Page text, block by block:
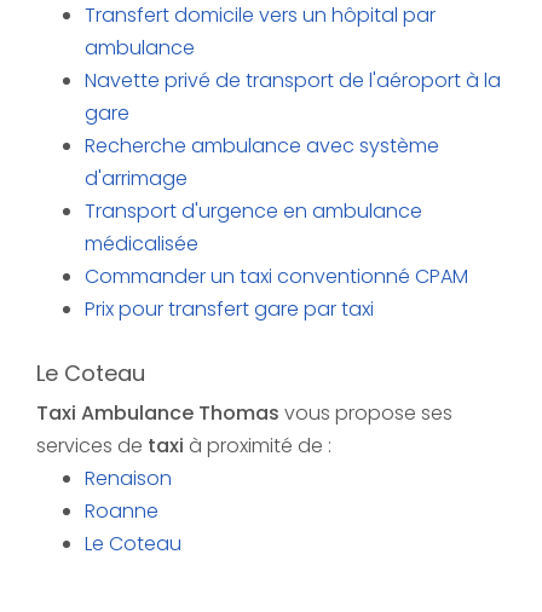
Transfert domicile vers un hôpital par
ambulance
Navette privé de transport de l'aéroport à la
gare
Recherche ambulance avec système
d'arrimage
Transport d'urgence en ambulance
médicalisée
Commander un taxi conventionné CPAM
Prix pour transfert gare par taxi
Le Coteau
Taxi Ambulance Thomas vous propose ses
services de taxi à proximité de :
Renaison
Roanne
Le Coteau